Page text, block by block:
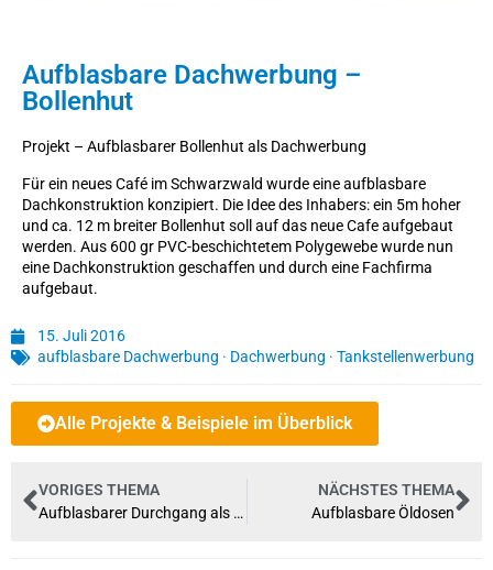
Aufblasbare Dachwerbung –
Bollenhut
Projekt – Aufblasbarer Bollenhut als Dachwerbung
Für ein neues Café im Schwarzwald wurde eine aufblasbare
Dachkonstruktion konzipiert. Die Idee des Inhabers: ein 5m hoher
und ca. 12 m breiter Bollenhut soll auf das neue Cafe aufgebaut
werden. Aus 600 gr PVC-beschichtetem Polygewebe wurde nun
eine Dachkonstruktion geschaffen und durch eine Fachfirma
aufgebaut.
15. Juli 2016
aufblasbare Dachwerbung · Dachwerbung · Tankstellenwerbung
Alle Projekte & Beispiele im Überblick
VORIGES THEMA
Aufblasbarer Durchgang als Eingang zu einer Modeschau
NÄCHSTES THEMA
Aufblasbare Öldosen